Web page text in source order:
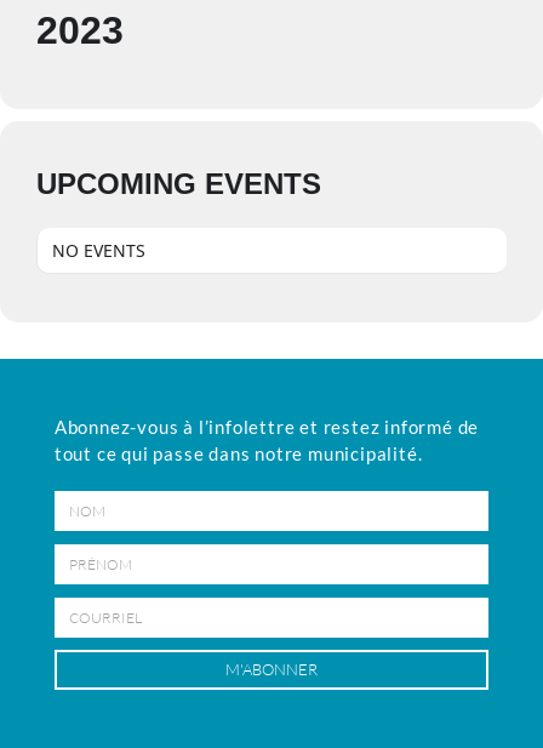
2023
UPCOMING EVENTS
NO EVENTS
Abonnez-vous à l’infolettre et restez informé de
tout ce qui passe dans notre municipalité.
M'ABONNER